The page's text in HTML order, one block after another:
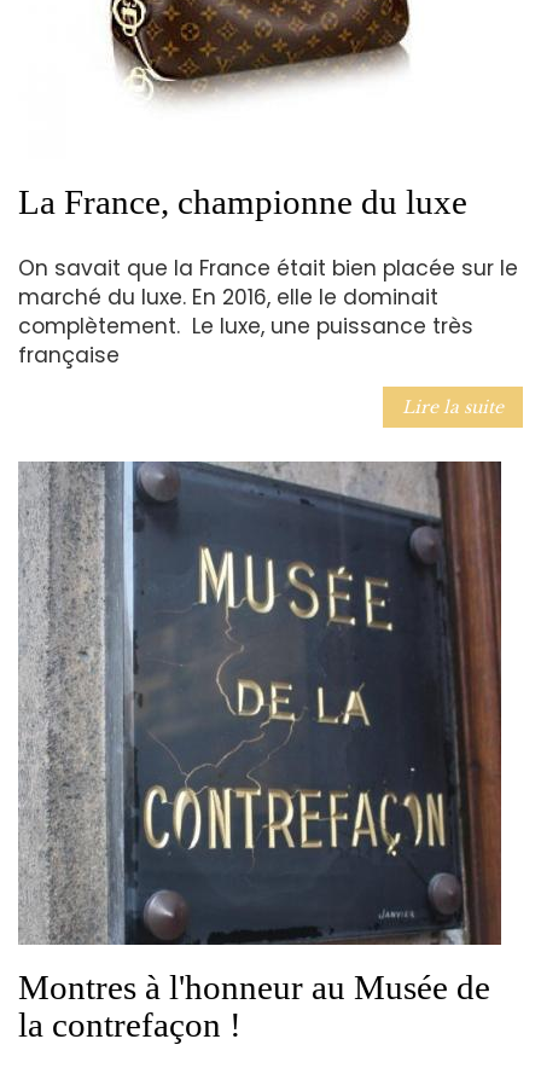
La France, championne du luxe
On savait que la France était bien placée sur le
marché du luxe. En 2016, elle le dominait
complètement. Le luxe, une puissance très
française
Lire la suite
Montres à l'honneur au Musée de
la contrefaçon !